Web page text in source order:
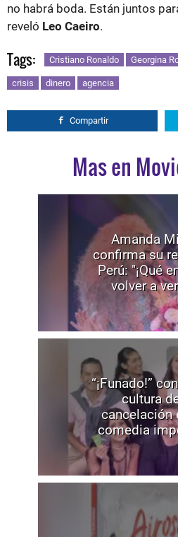
no habrá boda. Están juntos
reveló Leo Caeiro.
Tags: Cristiano Ronaldo Georgina
crisis dinero agencia
Compartir
Mas en
Amanda
confirma su
Perú: "¡Qué
volver a
“¡Funado!”
cultura
cancelación
comedia